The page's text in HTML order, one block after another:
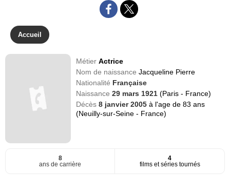
Accueil
MétierActrice
Nom de naissanceJacqueline Pierre
Nationalité Française
Naissance29 mars 1921(Paris - France)
Décès8 janvier 2005à l'age de 83 ans
(Neuilly-sur-Seine - France)
8
ans de carrière
4
films et séries tournés